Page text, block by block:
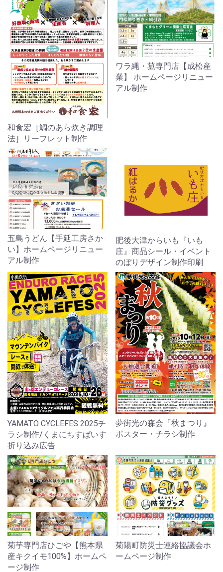
和食宏［鯛のあら炊き調理
法］リーフレット制作
ワラ縄・菰専門店【成松産
業】 ホームページリニュー
アル制作
五島うどん【手延工房さか
い】ホームページリニュー
アル制作
肥後大津からいも『いも
庄』商品シール・イベント
のぼりデザイン制作印刷
YAMATO CYCLEFES 2025チ
ラシ制作/くまにちすぱいす
折り込み広告
夢街光の森会『秋まつり』
ポスター・チラシ制作
菊芋専門店ひごや【熊本県
産キクイモ100%】ホームペ
ージ制作
菊陽町防災士連絡協議会ホ
ームページ制作